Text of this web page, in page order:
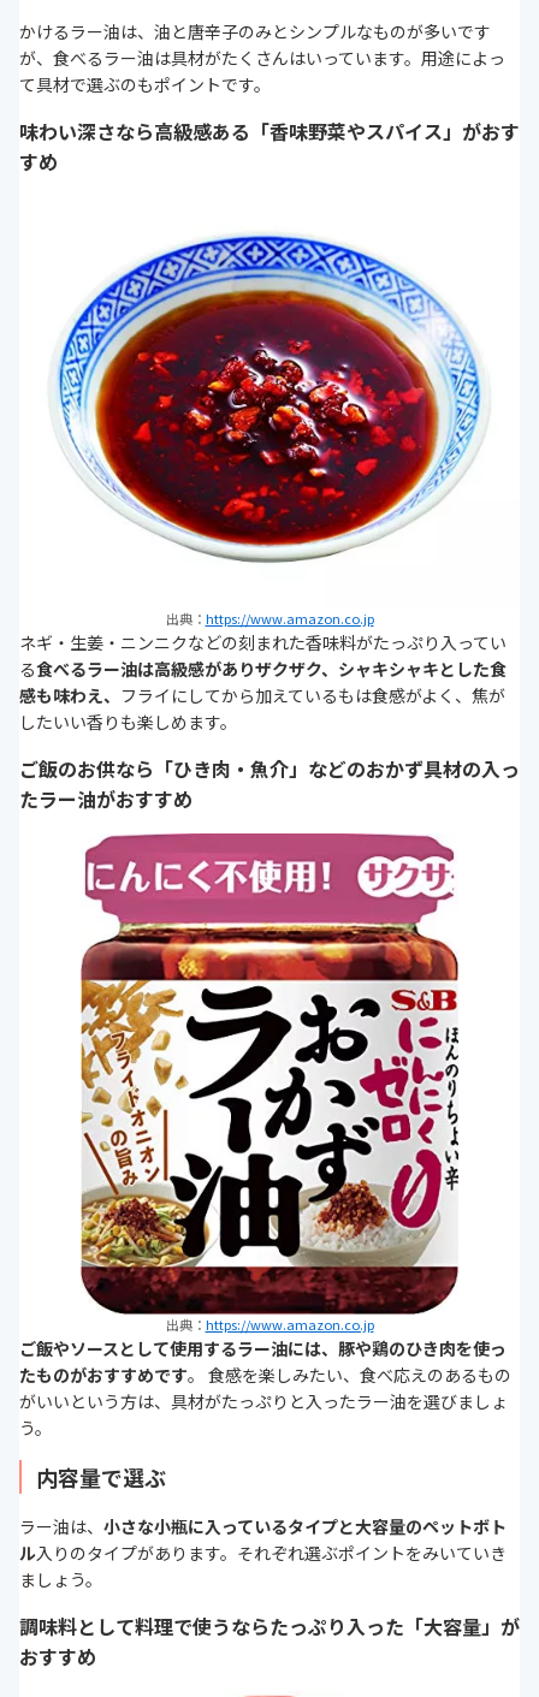
かけるラー油は、油と唐辛子のみとシンプルなものが多いです
が、食べるラー油は具材がたくさんはいっています。用途によっ
て具材で選ぶのもポイントです。
味わい深さなら高級感ある「香味野菜やスパイス」がおす
すめ
出典： https://www.amazon.co.jp
ネギ・生姜・ニンニクなどの刻まれた香味料がたっぷり入ってい
る食べるラー油は高級感がありザクザク、シャキシャキとした食
感も味わえ、 フライにしてから加えているもは食感がよく、焦が
したいい香りも楽しめます。
ご飯のお供なら「ひき肉・魚介」などのおかず具材の入っ
たラー油がおすすめ
出典： https://www.amazon.co.jp
ご飯やソースとして使用するラー油には、豚や鶏のひき肉を使っ
たものがおすすめです。 食感を楽しみたい、食べ応えのあるもの
がいいという方は、具材がたっぷりと入ったラー油を選びましょ
う。
内容量で選ぶ
ラー油は、 小さな小瓶に入っているタイプと大容量のペットボト
ル入りのタイプがあります。それぞれ選ぶポイントをみいていき
ましょう。
調味料として料理で使うならたっぷり入った「大容量」が
おすすめ